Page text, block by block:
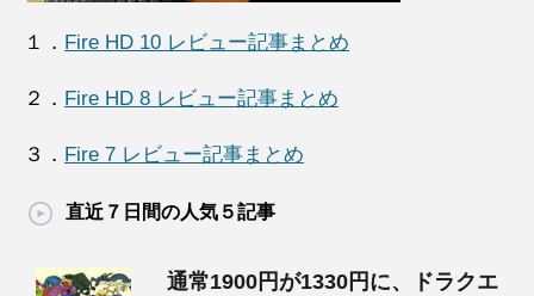
１． Fire HD 10 レビュー記事まとめ
２． Fire HD 8 レビュー記事まとめ
３． Fire 7 レビュー記事まとめ
直近７日間の人気５記事
通常1900円が1330円に、ドラクエ